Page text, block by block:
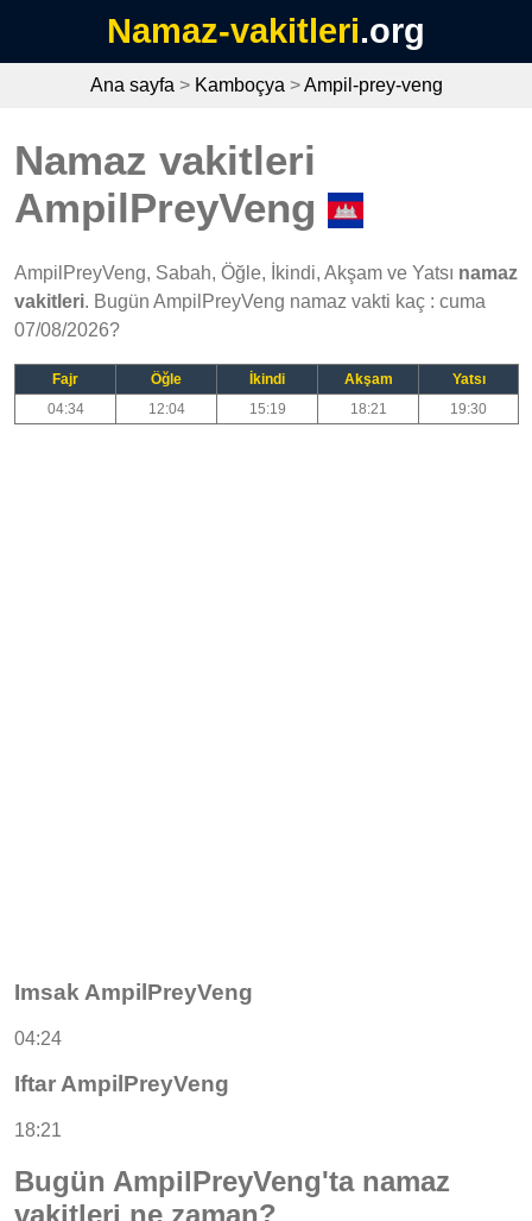
Namaz-vakitleri.org
Ana sayfa > Kamboçya >Ampil-prey-veng
Namaz vakitleri
AmpilPreyVeng
AmpilPreyVeng, Sabah, Öğle, İkindi, Akşam ve Yatsı namaz
vakitleri. Bugün AmpilPreyVeng namaz vakti kaç : cuma
07/08/2026?
Fajr Öğle İkindi Akşam
Yatsı
04:34
12:04 15:19 18:21 19:30
Imsak AmpilPreyVeng
04:24
Iftar AmpilPreyVeng
18:21
Bugün AmpilPreyVeng'ta namaz
vakitleri ne zaman?